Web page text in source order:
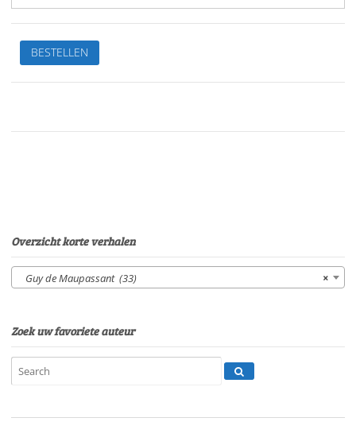
IdylleVan:
Guy
de
PourierSpeelduur:
BESTELLEN
Overzicht korte verhalen
×
Guy de Maupassant (33)
Zoek uw favoriete auteur